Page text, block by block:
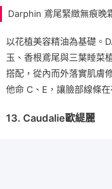
Darphin 鳶尾緊緻無痕晚
以花植美容精油為基礎。
玉、香根鳶尾與三葉睡菜
搭配，從內而外落實肌膚
他命 C、E，讓臉部線條
13. Caudalie歐緹麗